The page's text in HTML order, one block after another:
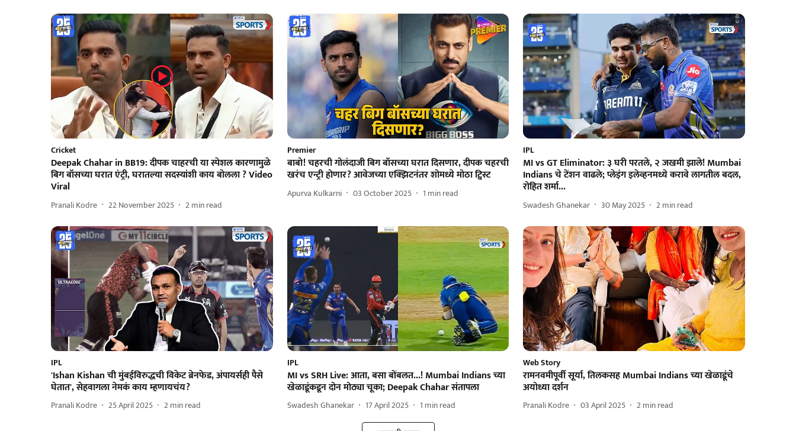
Cricket
Deepak Chahar in BB19: दीपक चाहरची या स्पेशल कारणामुळे
बिग बॉसच्या घरात एंट्री, घरातल्या सदस्यांशी काय बोलला ? Video
Viral
Pranali Kodre 22 November 2025 2min read
Premier
बाबो! चहरची गोलंदाजी बिग बॉसच्या घरात दिसणार, दीपक चहरची
खरंच एन्ट्री होणार? आवेजच्या एक्झिटनंतर शोमध्ये मोठा ट्विस्ट
Apurva Kulkarni 03 October 2025 1 min read
IPL
MI vs GT Eliminator: ३ घरी परतले, २ जखमी झाले! Mumbai
Indians चे टेंशन वाढले; प्लेइंग इलेव्हनमध्ये करावे लागतील बदल,
रोहित शर्मा...
Swadesh Ghanekar 30 May 2025 2min read
IPL
'Ishan Kishan ची मुंबईविरुद्धची विकेट ब्रेनफेड, अंपायर्सही पैसे
घेतात', सेहवागला नेमकं काय म्हणायचंय?
Pranali Kodre 25 April 2025 2min read
IPL
MI vs SRH Live: आता, बसा बोंबलत...! Mumbai Indians च्या
खेळाडूंकडून दोन मोठ्या चूका; Deepak Chahar संतापला
Swadesh Ghanekar 17 April 2025 1 min read
Web Story
रामनवमीपूर्वी सूर्या, तिलकसह Mumbai Indians च्या खेळाडूंचे
अयोध्या दर्शन
Pranali Kodre 03 April 2025 2min read